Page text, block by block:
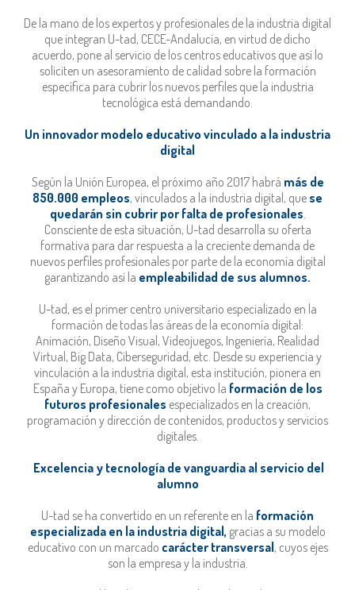
De la mano de los expertos y profesionales de la industria digital
que integran U-tad, CECE-Andalucía, en virtud de dicho
acuerdo, pone al servicio de los centros educativos que así lo
soliciten un asesoramiento de calidad sobre la formación
específica para cubrir los nuevos perfiles que la industria
tecnológica está demandando.
Un innovador modelo educativo vinculado a la industria
digital
Según la Unión Europea, el próximo año 2017 habrá más de
850.000 empleos, vinculados a la industria digital, que se
quedarán sin cubrir por falta de profesionales
Consciente de esta situación, U-tad desarrolla su oferta
formativa para dar respuesta a la creciente demanda de
nuevos perfiles profesionales por parte de la economía digital
garantizando así la empleabilidad de sus alumnos.
U-tad, es el primer centro universitario especializado en la
formación de todas las áreas de la economía digital:
Animación, Diseño Visual, Videojuegos, Ingeniería, Realidad
Virtual, Big Data, Ciberseguridad, etc. Desde su experiencia y
vinculación a la industria digital, esta institución, pionera en
España y Europa, tiene como objetivo la formación de los
futuros profesionales especializados en la creación,
programación y dirección de contenidos, productos y servicios
digitales.
Excelencia y tecnología de vanguardia al servicio del
alumno
U-tad se ha convertido en un referente en la formación
especializada en la industria digital, gracias a su modelo
educativo con un marcado carácter transversal, cuyos ejes
son la empresa y la industria.